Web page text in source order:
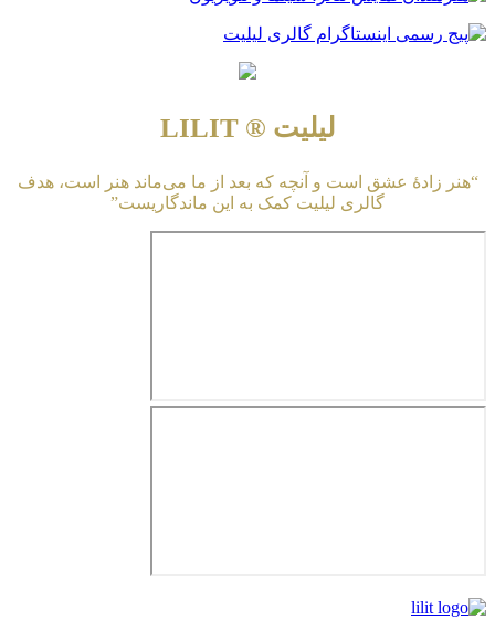
لیلیت ® LILIT
“هنر زادهٔ عشق است و آنچه که بعد از ما می‌ماند هنر است، هدف
گالری لیلیت کمک به این ماندگاریست”